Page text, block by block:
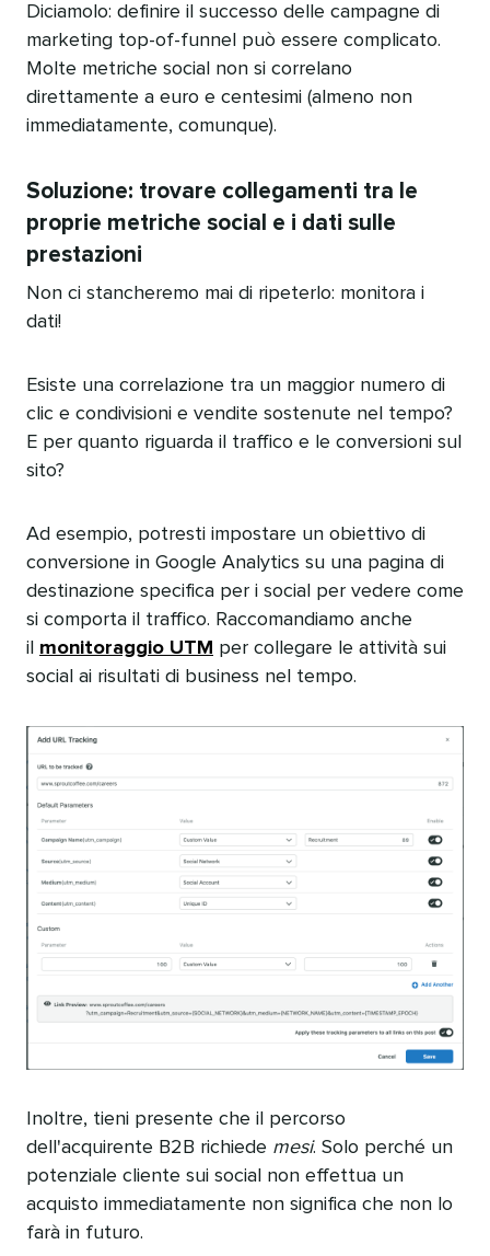
Diciamolo: definire il successo delle campagne di
marketing top-of-funnel può essere complicato.
Molte metriche social non si correlano
direttamente a euro e centesimi (almeno non
immediatamente, comunque).​​
Soluzione: trovare collegamenti tra le
proprie metriche social e i dati sulle
prestazioni​​
Non ci stancheremo mai di ripeterlo: monitora i
dati!​​
Esiste una correlazione tra un maggior numero di
clic e condivisioni e vendite sostenute nel tempo?
E per quanto riguarda il traffico e le conversioni sul
sito?​​
Ad esempio, potresti impostare un obiettivo di
conversione in Google Analytics su una pagina di
destinazione specifica per i social per vedere come
si comporta il traffico. Raccomandiamo anche
il monitoraggio UTM per collegare le attività sui
social ai risultati di business nel tempo.​​
Inoltre, tieni presente che il percorso
dell'acquirente B2B richiede mesi. Solo perché un
potenziale cliente sui social non effettua un
acquisto immediatamente non significa che non lo
farà in futuro.​​